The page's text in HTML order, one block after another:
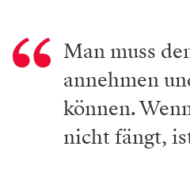
Man muss
annehmen
können.
nicht fängt,